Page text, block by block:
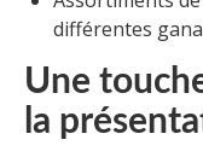
différentes
Une
la